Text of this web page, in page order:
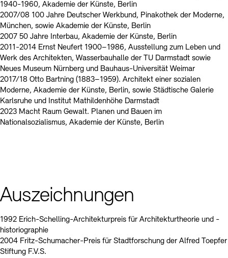
1940-1960, Akademie der Künste, Berlin
2007/08 100 Jahre Deutscher Werkbund, Pinakothek der Moderne,
München, sowie Akademie der Künste, Berlin
2007 50 Jahre Interbau, Akademie der Künste, Berlin
2011-2014 Ernst Neufert 1900–1986, Ausstellung zum Leben und
Werk des Architekten, Wasserbauhalle der TU Darmstadt sowie
Neues Museum Nürnberg und Bauhaus-Universität Weimar
2017/18 Otto Bartning (1883–1959). Architekt einer sozialen
Moderne, Akademie der Künste, Berlin, sowie Städtische Galerie
Karlsruhe und Institut Mathildenhöhe Darmstadt
2023 Macht Raum Gewalt. Planen und Bauen im
Nationalsozialismus, Akademie der Künste, Berlin
Auszeichnungen
1992 Erich-Schelling-Architekturpreis für Architekturtheorie und -
historiographie
2004 Fritz-Schumacher-Preis für Stadtforschung der Alfred Toepfer
Stiftung F.V.S.